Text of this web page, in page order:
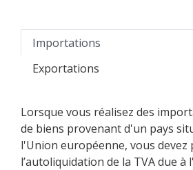
Importations
Exportations
Lorsque vous réalisez des
de biens provenant d'un pays
l'Union européenne, vous devez
l’autoliquidation de la TVA due